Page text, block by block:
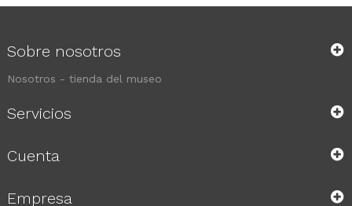
Sobre nosotros
Nosotros - tienda del museo
Servicios
Cuenta
Empresa